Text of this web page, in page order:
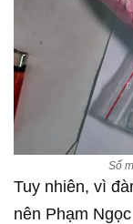
Số
Tuy nhiên, vì
nên Phạm